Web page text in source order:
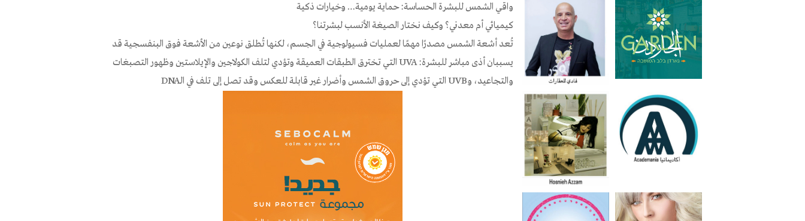
واقي الشمس للبشرة الحساسة: حماية يومية… وخيارات ذكية
كيميائي أم معدني؟ وكيف نختار الصيغة الأنسب لبشرتنا؟
تُعد أشعة الشمس مصدرًا مهمًا لعمليات فسيولوجية في الجسم، لكنها تُطلق نوعين من الأشعة فوق البنفسجية قد
يسببان أذى مباشر للبشرة: UVA التي تخترق الطبقات العميقة وتؤدي لتلف الكولاجين والإيلاستين وظهور التصبغات
والتجاعيد، وUVB التي تؤدي إلى حروق الشمس وأضرار غير قابلة للعكس وقد تصل إلى تلف في الـDNA